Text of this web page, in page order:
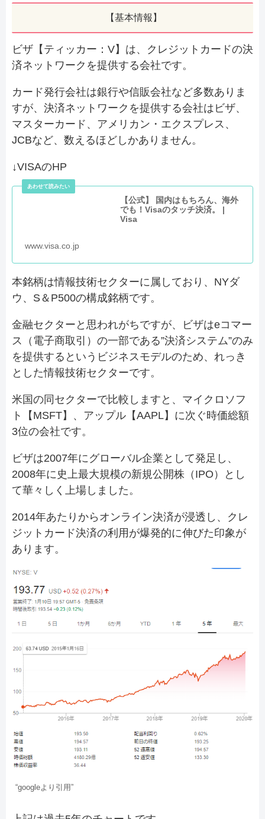
【基本情報】
ビザ【ティッカー：V】は、クレジットカードの決
済ネットワークを提供する会社です。
カード発行会社は銀行や信販会社など多数ありま
すが、決済ネットワークを提供する会社はビザ、
マスターカード、アメリカン・エクスプレス、
JCBなど、数えるほどしかありません。
↓VISAのHP
【公式】 国内はもちろん、海外
でも！​Visaのタッチ決済。 |
Visa
www.visa.co.jp
本銘柄は情報技術セクターに属しており、NYダ
ウ、S＆P500の構成銘柄です。
金融セクターと思われがちですが、ビザはeコマー
ス（電子商取引）の一部である”決済システム”のみ
を提供するというビジネスモデルのため、れっき
とした情報技術セクターです。
米国の同セクターで比較しますと、マイクロソフ
ト【MSFT】、アップル【AAPL】に次ぐ時価総額
3位の会社です。
ビザは2007年にグローバル企業として発足し、
2008年に史上最大規模の新規公開株（IPO）とし
て華々しく上場しました。
2014年あたりからオンライン決済が浸透し、クレ
ジットカード決済の利用が爆発的に伸びた印象が
あります。
“googleより引用”